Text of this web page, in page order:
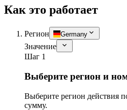
Как это работает
Регион Germany
Значение
Шаг 1
Выберите регион и
Выберите регион действия
сумму.